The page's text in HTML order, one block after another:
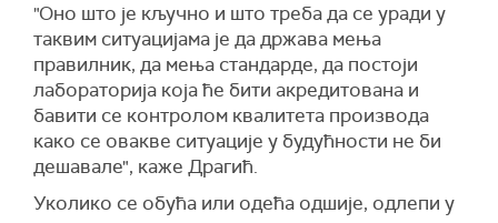
"Оно што је кључно и што треба да се уради у
таквим ситуацијама је да држава мења
правилник, да мења стандарде, да постоји
лабораторија која ће бити акредитована и
бавити се контролом квалитета производа
како се овакве ситуације у будућности не би
дешавале", каже Драгић.
Уколико се обућа или одећа одшије, одлепи у